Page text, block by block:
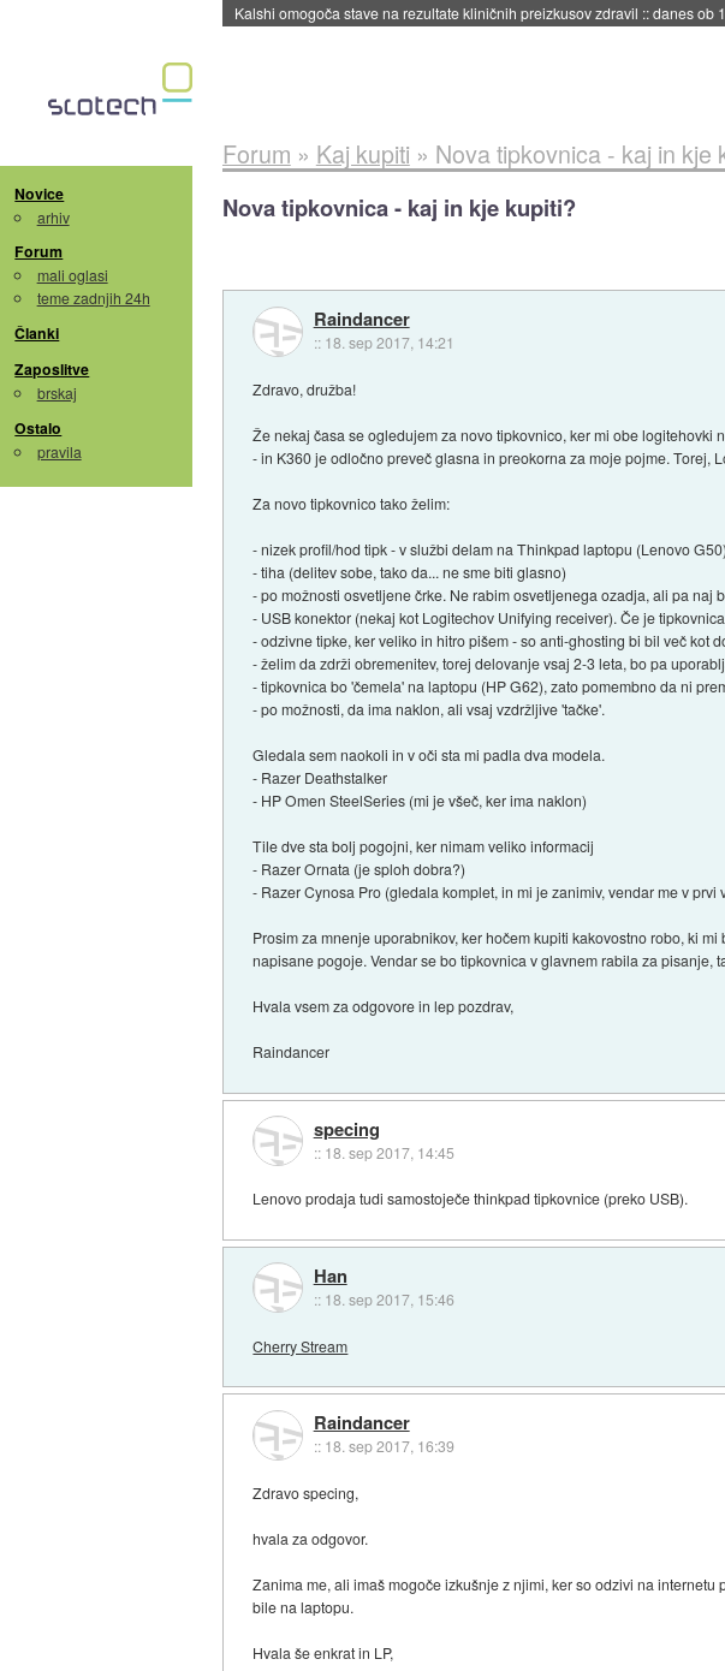
Sandisk že prodal več kot polovico SSD-jev za naslednji dve leti::danes ob
Novice
arhiv
Forum
mali oglasi
teme zadnjih 24h
Članki
Zaposlitve
brskaj
Ostalo
pravila
Forum » Kaj kupiti » Nova tipkovnica - kaj in kje
Nova tipkovnica - kaj in kje kupiti?
Raindancer
:: 18. sep 2017, 14:21
Zdravo, družba!
Že nekaj časa se ogledujem za novo tipkovnico, ker mi obe
- in K360 je odločno preveč glasna in preokorna za moje pojme. Torej,
Za novo tipkovnico tako želim:
- nizek profil/hod tipk - v službi delam na Thinkpad laptopu (Lenovo
- tiha (delitev sobe, tako da... ne sme biti glasno)
- po možnosti osvetljene črke. Ne rabim osvetljenega ozadja, ali pa naj
- USB konektor (nekaj kot Logitechov Unifying receiver). Če je
- odzivne tipke, ker veliko in hitro pišem - so anti-ghosting bi bil več kot
- želim da zdrži obremenitev, torej delovanje vsaj 2-3 leta, bo pa
- tipkovnica bo 'čemela' na laptopu (HP G62), zato pomembno da ni
- po možnosti, da ima naklon, ali vsaj vzdržljive 'tačke'.
Gledala sem naokoli in v oči sta mi padla dva modela.
- Razer Deathstalker
- HP Omen SteelSeries (mi je všeč, ker ima naklon)
Tile dve sta bolj pogojni, ker nimam veliko informacij
- Razer Ornata (je sploh dobra?)
- Razer Cynosa Pro (gledala komplet, in mi je zanimiv, vendar me v
Prosim za mnenje uporabnikov, ker hočem kupiti kakovostno robo, ki
napisane pogoje. Vendar se bo tipkovnica v glavnem rabila za
Hvala vsem za odgovore in lep pozdrav,
Raindancer
specing
:: 18. sep 2017, 14:45
Lenovo prodaja tudi samostoječe thinkpad tipkovnice (preko USB).
Han
:: 18. sep 2017, 15:46
Cherry Stream
Raindancer
:: 18. sep 2017, 16:39
Zdravo specing,
hvala za odgovor.
Zanima me, ali imaš mogoče izkušnje z njimi, ker so odzivi na
bile na laptopu.
Hvala še enkrat in LP,